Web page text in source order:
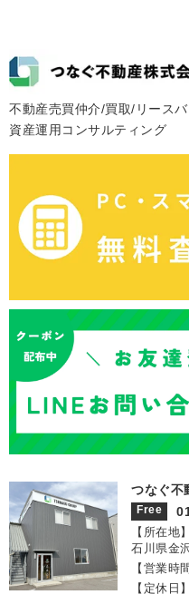
不動産売買仲介/買取/リース
資産運用コンサルティング
つなぐ不
Free
【所在地
石川県金
【営業時
【定休日